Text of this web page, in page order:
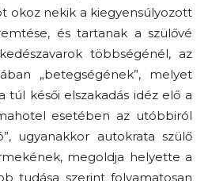
okoz nekik a kiegyensúlyozott
és tartanak a szülővé
többségénél, az
„betegségének”, melyet
túl késői elszakadás idéz elő a
esetében az utóbbiról
ugyanakkor autokrata szülő
megoldja helyette a
tudása szerint folyamatosan